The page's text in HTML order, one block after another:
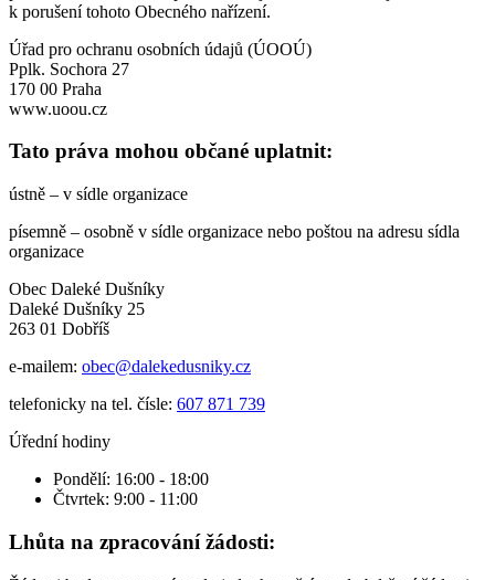
k porušení tohoto Obecného nařízení.
Úřad pro ochranu osobních údajů (ÚOOÚ)
Pplk. Sochora 27
170 00 Praha
www.uoou.cz
Tato práva mohou občané uplatnit:
ústně – v sídle organizace
písemně – osobně v sídle organizace nebo poštou na adresu sídla
organizace
Obec Daleké Dušníky
Daleké Dušníky 25
263 01 Dobříš
e-mailem: obec@dalekedusniky.cz
telefonicky na tel. čísle: 607 871 739
Úřední hodiny
Pondělí: 16:00 - 18:00
Čtvrtek: 9:00 - 11:00
Lhůta na zpracování žádosti: